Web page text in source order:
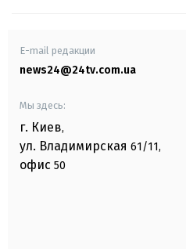
E-mail редакции
news24@24tv.com.ua
Мы здесь:
г. Киев,
ул. Владимирская 61/11,
офис 50